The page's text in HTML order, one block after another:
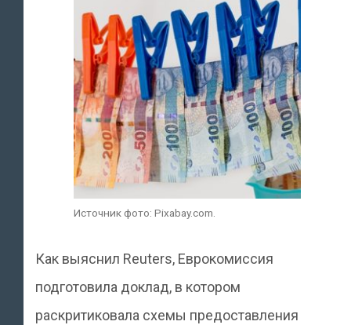
Источник фото: Pixabay.com.
Как выяснил Reuters, Еврокомиссия
подготовила доклад, в котором
раскритиковала схемы предоставления